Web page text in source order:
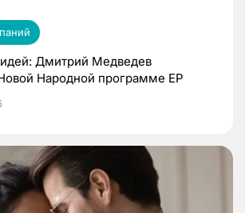
Дмитрий Медведев
Народной программе ЕР